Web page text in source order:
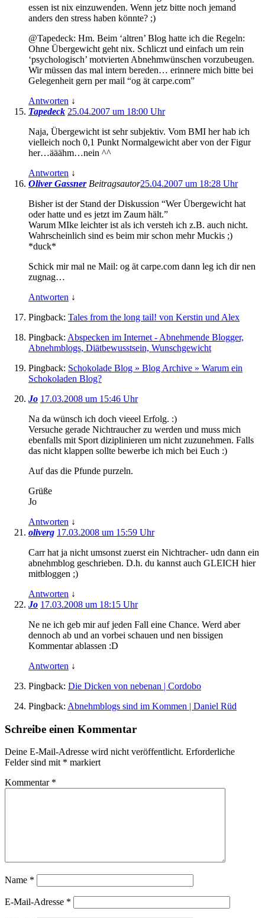
essen ist nix einzuwenden. Wenn jetz bitte noch jemand
anders den stress haben könnte? ;)
@Tapedeck: Hm. Beim ‘altren’ Blog hatte ich die Regeln:
Ohne Übergewicht geht nix. Schliczt und einfach um rein
‘psychologisch’ motvierten Abnehmwünschen vorzubeugen.
Wir müssen das mal intern bereden… erinnere mich bitte bei
Gelegenheit gern per mail “og ät carpe.com”
Antworten ↓
Tapedeck 25.04.2007 um 18:00 Uhr
Naja, Übergewicht ist sehr subjektiv. Vom BMI her hab ich
vielleich noch 0,1 Punkt Normalgewicht aber von der Figur
her…ääähm…nein ^^
Antworten ↓
Oliver Gassner Beitragsautor25.04.2007 um 18:28 Uhr
Bisher ist der Stand der Diskussion “Wer Übergewicht hat
oder hatte und es jetzt im Zaum hält.”
Warum MIke leichter ist als ich versteh ich z.B. auch nicht.
Wahrscheinlich sind es beim mir schon mehr Muckis ;)
*duck*
Schick mir mal ne Mail: og ät carpe.com dann leg ich dir nen
zugnag…
Antworten ↓
Pingback: Tales from the long tail! von Kerstin und Alex
Pingback: Abspecken im Internet - Abnehmende Blogger,
Abnehmblogs, Diätbewusstsein, Wunschgewicht
Pingback: Schokolade Blog » Blog Archive » Warum ein
Schokoladen Blog?
Jo 17.03.2008 um 15:46 Uhr
Na da wünsch ich doch vieeel Erfolg. :)
Versuche gerade Nichtraucher zu werden und muss mich
ebenfalls mit Sport diziplinieren um nicht zuzunehmen. Falls
das nicht klappen sollte bewerbe ich mich bei Euch :)
Auf das die Pfunde purzeln.
Grüße
Jo
Antworten ↓
oliverg 17.03.2008 um 15:59 Uhr
Carr hat ja nicht umsonst zuerst ein Nichtracher- udn dann ein
abnehmblog geschrieben. D.h. du kannst auch GLEICH hier
mitbloggen ;)
Antworten ↓
Jo 17.03.2008 um 18:15 Uhr
Ne ne ich geb mir auf jeden Fall eine Chance. Werd aber
dennoch ab und an vorbei schauen und nen bissigen
Kommentar ablassen :D
Antworten ↓
Pingback: Die Dicken von nebenan | Cordobo
Pingback: Abnehmblogs sind im Kommen | Daniel Rüd
Schreibe einen Kommentar
Deine E-Mail-Adresse wird nicht veröffentlicht. Erforderliche
Felder sind mit * markiert
Kommentar *
Name *
E-Mail-Adresse *